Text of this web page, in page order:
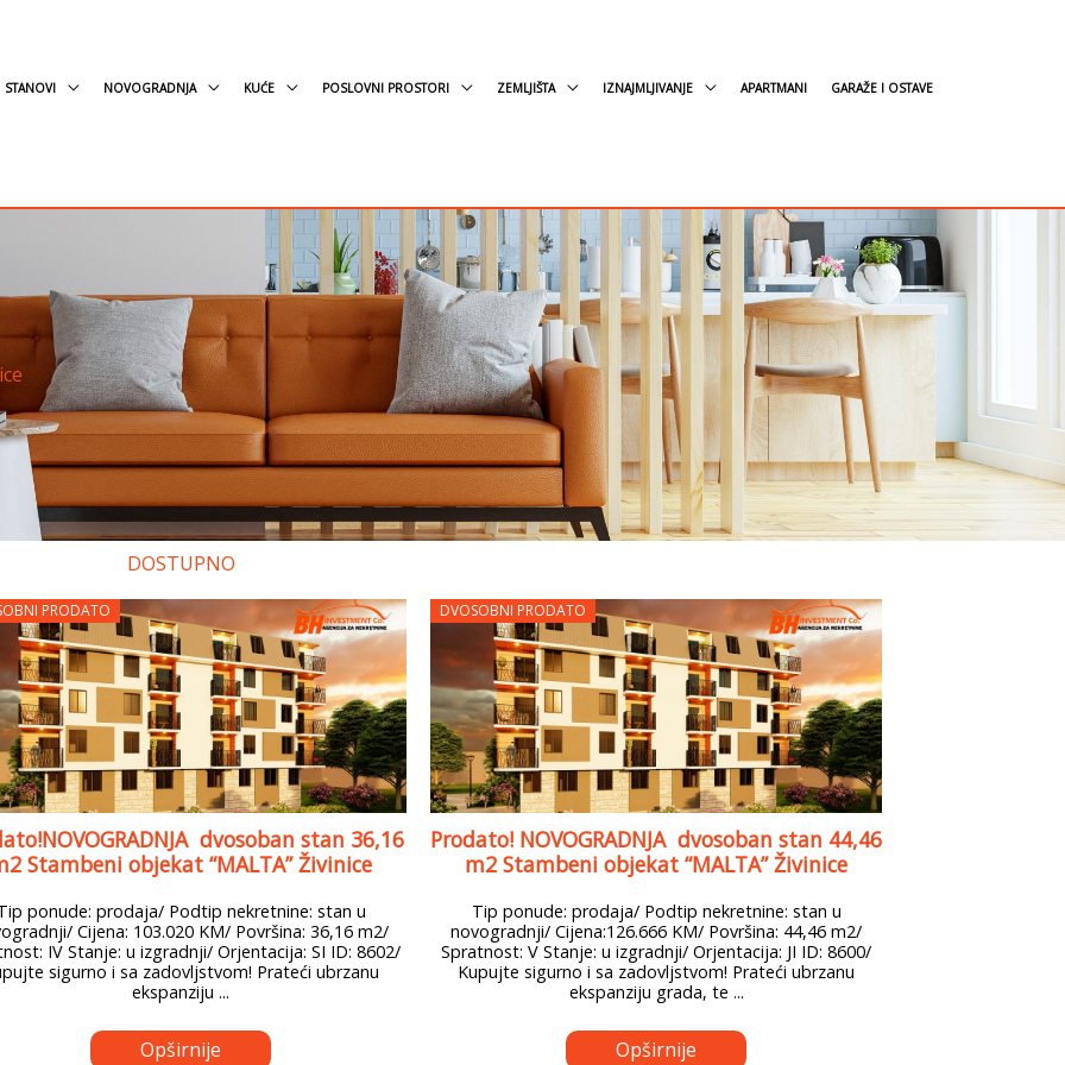
STANOVI NOVOGRADNJA KUĆE POSLOVNI PROSTORI ZEMLJIŠTA IZNAJMLJIVANJE APARTMANI GARAŽE I OSTAVE
DOSTUPNO
PRODATO
dvosoban stan 36,16
Stambeni objekat “MALTA” Živinice
ponude: prodaja/ Podtip nekretnine: stan u
Cijena: 103.020 KM/ Površina: 36,16 m2/
IV Stanje: u izgradnji/ Orjentacija: SI ID: 8602/
sigurno i sa zadovljstvom! Prateći ubrzanu
ekspanziju ...
Opširnije
DVOSOBNI PRODATO
Prodato! NOVOGRADNJA dvosoban stan 44,46
m2 Stambeni objekat “MALTA” Živinice
Tip ponude: prodaja/ Podtip nekretnine: stan u
novogradnji/ Cijena:126.666 KM/ Površina: 44,46 m2/
Spratnost: V Stanje: u izgradnji/ Orjentacija: JI ID: 8600/
Kupujte sigurno i sa zadovljstvom! Prateći ubrzanu
ekspanziju grada, te ...
Opširnije